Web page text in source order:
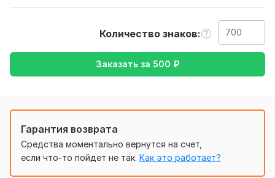
так же уточнение моей работы, перевод с русского на
английский, либо же с Английского на русский
Тематика:
Кулинария, Отдых и развлечения,
Туризм и путешествия,
с Английского на Русский
Объем услуги в кворке: 700 знаков
Количество знаков
Заказать за 500 ₽
Гарантия возврата
Средства моментально вернутся на счет,
если что-то пойдет не так. Как это работает?